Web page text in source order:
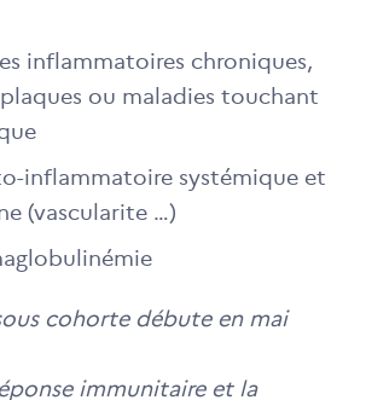
inflammatoires chroniques,
ou maladies touchant
inflammatoire systémique et
(vascularite …)
cohorte débute en mai
immunitaire et la